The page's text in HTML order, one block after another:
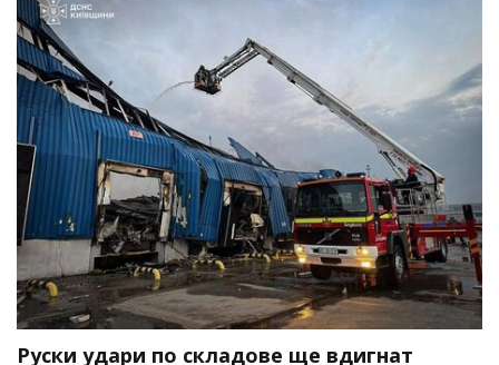
Руски удари по складове ще вдигнат